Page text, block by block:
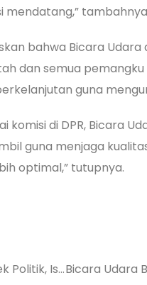
bahwa Bicara
dan semua
guna
komisi di DPR, Bicara
guna menjaga
optimal,” tutupnya.
Bicara Udara Ajak Gen-Z Melek Politik, Isu Polusi Udara Perlu Jadi Pembahasan di Pemilu 2024